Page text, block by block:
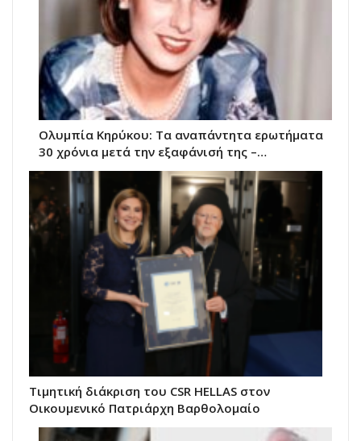
Ολυμπία Κηρύκου: Τα αναπάντητα ερωτήματα
30 χρόνια μετά την εξαφάνισή της –…
Τιμητική διάκριση του CSR HELLAS στον
Οικουμενικό Πατριάρχη Βαρθολομαίο